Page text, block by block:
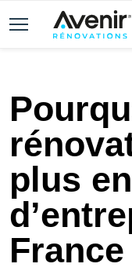
plus
France